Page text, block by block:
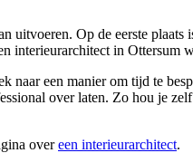
Op de eerste
interieurarchitect in
een manier om tijd te
over laten. Zo hou je
overeen interieurarchitect.